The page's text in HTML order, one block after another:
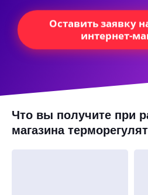
Оставить заявку
интернет-
Что вы получите при
магазина